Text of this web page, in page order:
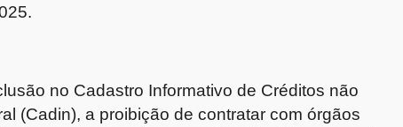
no Cadastro Informativo de Créditos não
(Cadin), a proibição de contratar com órgãos